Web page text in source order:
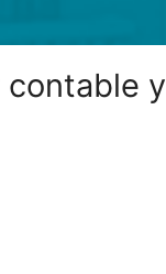
contable y